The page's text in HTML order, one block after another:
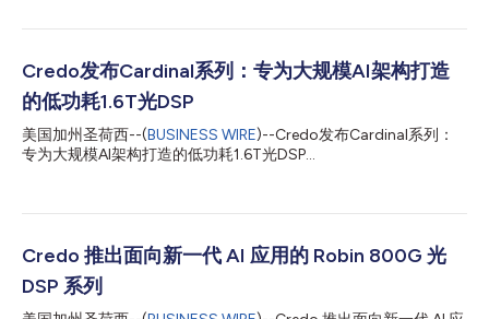
购进一步丰富了 Credo 的光互连产品组合，覆盖 800G、1.6T 及
该技术，Credo 现已形成涵盖 SerDes、高速数字信号处理
（DSP）、硅光子以及系统集成在内的垂直整合连接技术平台，可
为横向扩展（scale-out）与纵向扩展（scale-up）网络提供全面
支持，满足 AI 基础设施建设过程中从电互连到光互连的全栈连接
需求。 随着 DustPhotonics 的加入，公司预计，整合后的
ZeroFlap 光收发器、光 DSP 及硅光子产品组合将于 2027 财年成
Credo发布Cardinal系列：专为大规模AI架构打造
的低功耗1.6T光DSP
美国加州圣荷西--(BUSINESS WIRE)--Credo发布Cardinal系列：
专为大规模AI架构打造的低功耗1.6T光DSP...
Credo 推出面向新一代 AI 应用的 Robin 800G 光
DSP 系列